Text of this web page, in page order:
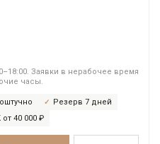
Заявки в нерабочее время
часы.
Резерв 7 дней
40 000 ₽